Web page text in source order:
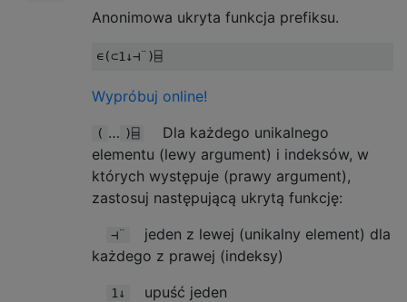
Anonimowa ukryta funkcja prefiksu.
∊(⊂1 ↓⊣¨)⌸
Wypróbuj online!
( … )⌸
Dla każdego unikalnego
elementu (lewy argument) i indeksów, w
których występuje (prawy argument),
zastosuj następującą ukrytą funkcję:
⊣¨
jeden z lewej (unikalny element) dla
każdego z prawej (indeksy)
1↓ upuść jeden